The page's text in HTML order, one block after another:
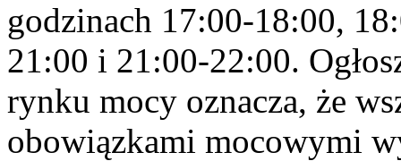
godzinach 17:00-18:00,
21:00 i 21:00-22:00.
rynku mocy oznacza, że
obowiązkami mocowymi